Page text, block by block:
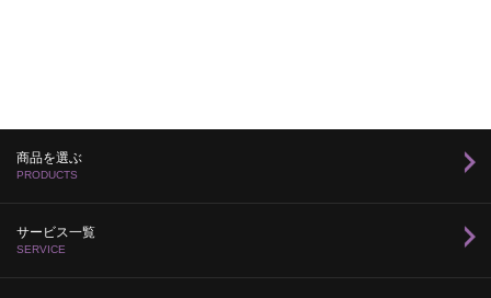
商品を選ぶ
PRODUCTS
サービス一覧
SERVICE